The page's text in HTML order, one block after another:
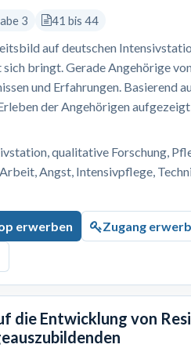
3 41 bis 44
auf deutschen
bringt. Gerade Angehörige
und Erfahrungen. Basierend
der Angehörigen
qualitative Forschung,
Angst, Intensivpflege,
erwerben Zugang
die Entwicklung von